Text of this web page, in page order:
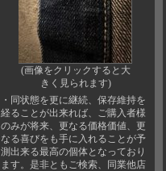
(画像をクリックすると大
きく見られます)
・同状態を更に継続、保存維持を
経ることが出来れば、ご購入者様
のみが将来、更なる価格価値、更
なる喜びをも手に入れることが予
測出来る最高の個体となっており
ます。是非ともご検索、同業他店